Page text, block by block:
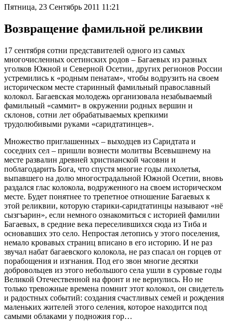
Пятница, 23 Сентябрь 2011 11:21
Возвращение фамильной реликвии
17 сентября сотни представителей одного из самых
многочисленных осетинских родов – Багаевых из разных
уголков Южной и Северной Осетии, других регионов России
устремились к «родным пенатам», чтобы водрузить на своем
историческом месте старинный фамильный православный
колокол. Багаевская молодежь организовала незабываемый
фамильный «саммит» в окружении родных вершин и
склонов, сотни лет обрабатываемых крепкими
трудолюбивыми руками «саридтатинцев».
Множество приглашенных – выходцев из Саридтата и
соседних сел – пришли вознести молитвы Всевышнему на
месте развалин древней христианской часовни и
поблагодарить Бога, что спустя многие годы лихолетья,
выпавшего на долю многострадальной Южной Осетии, вновь
раздался глас колокола, водруженного на своем историческом
месте. Будет понятнее то трепетное отношение Багаевых к
этой реликвии, которую старики-саридтатинцы называют «нё
сызгъарин», если немного ознакомиться с историей фамилии
Багаевых, в средние века переселившихся сюда из Тиба и
основавших это село. Непростая летопись у этого поселения,
немало кровавых страниц вписано в его историю. И не раз
звучал набат багаевского колокола, не раз спасал он горцев от
порабощения и изгнания. Под его звон многие десятки
добровольцев из этого небольшого села ушли в суровые годы
Великой Отечественной на фронт и не вернулись. Но не
только тревожные времена помнит этот колокол, он свидетель
и радостных событий: создания счастливых семей и рождения
маленьких жителей этого селения, которое находится под
самыми облаками у подножия гор…